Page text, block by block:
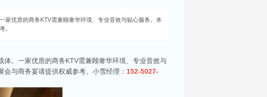
家优质的商务KTV需兼顾奢华环境、专业音效与贴心服务。本
。
。一家优质的商务KTV需兼顾奢华环境、专业音效与
与商务宴请提供权威参考。小雪经理： 152-5027-